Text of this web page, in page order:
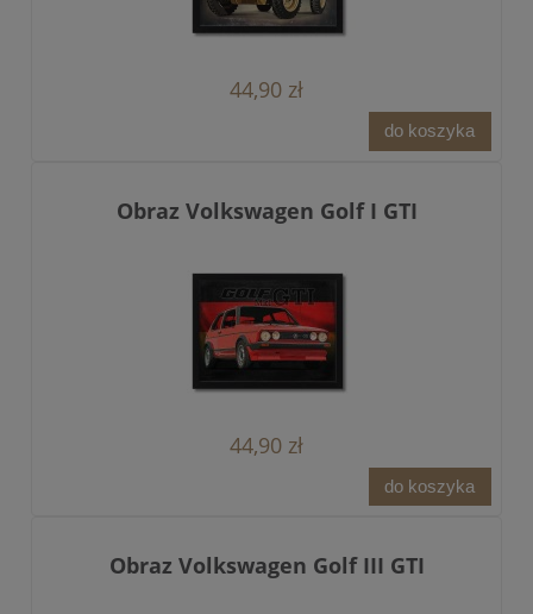
44,90 zł
do koszyka
Obraz Volkswagen Golf I GTI
44,90 zł
do koszyka
Obraz Volkswagen Golf III GTI